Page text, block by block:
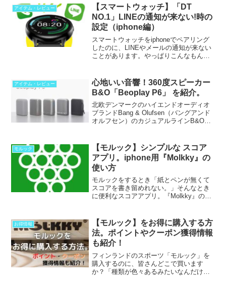
の購入者向けで...
アイテム・レビュー
【スマートウォッチ】「DT
NO.1」LINEの通知が来ない!時の
設定（iphone編）
スマートウォッチをiphoneでペアリング
したのに、LINEやメールの通知が来ない
ことがあります。やっぱりこんなもん
ところこれで問題なく通知が来ていま
す。
アイテム・レビュー
心地いい音響！360度スピーカー
B&O「Beoplay P6」 を紹介。
北欧デンマークのハイエンドオーディオ
ブランドBang & Olufsen（バングアンド
オルフセン）のカジュアルラインB&O
モルック
【モルック】シンプルな スコア
アプリ。iphone用『Molkky』の
使い方
モルックをするとき「紙とペンが無くて
スコアを書き留めれない。」そんなとき
に便利なスコアアプリ。『Molkky』の紹
ば簡単です。得...
お得情報
【モルック】をお得に購入する方
法。ポイントやクーポン獲得情報
も紹介！
フィンランドのスポーツ「モルック」を
購入するのに、皆さんどこで買います
か？「種類が色々あるみたいなんだけ